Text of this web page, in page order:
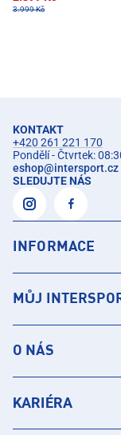
3.999 Kč
KONTAKT
+420 261 221 170
Pondělí - Čtvrtek:
eshop@intersport.cz
SLEDUJTE NÁS
INFORMACE
MŮJ
O NÁS
KARIÉRA